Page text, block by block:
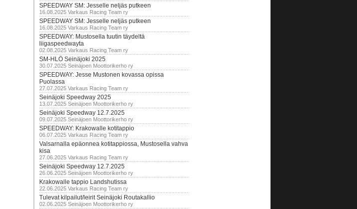
SPEEDWAY SM: Jesselle neljäs putkeen
16.08.2025 Varkaus Racing Team ry
SPEEDWAY SM: Jesselle neljäs putkeen
16.08.2025 Varkaus Racing Team ry
SPEEDWAY: Mustosella tuutin täydeltä
liigaspeedwayta
02.08.2025 Varkaus Racing Team ry
SM-HLÖ Seinäjoki 2025
30.07.2025 Seinäjoen Moottorikerho ry
SPEEDWAY: Jesse Mustonen kovassa opissa
Puolassa
27.07.2025 Varkaus Racing Team ry
Seinäjoki Speedway 2025
13.07.2025 Seinäjoen Moottorikerho ry
Seinäjoki Speedway 12.7.2025
09.07.2025 Seinäjoen Moottorikerho ry
SPEEDWAY: Krakowalle kotitappio
06.07.2025 Varkaus Racing Team ry
Valsarnalla epäonnea kotitappiossa, Mustosella vahva
kisa
27.06.2025 Varkaus Racing Team ry
Seinäjoki Speedway 12.7.2025
26.06.2025 Seinäjoen Moottorikerho ry
Krakowalle tappio Landshutissa
22.06.2025 Varkaus Racing Team ry
Tulevat kilpailut/leirit Seinäjoki Routakallio
02.06.2025 Seinäjoen Moottorikerho ry